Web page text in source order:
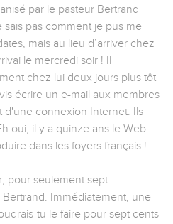
par le pasteur Bertrand
pas comment je pus me
mais au lieu d’arriver chez
le mercredi soir ! Il
chez lui deux jours plus tôt
écrire un e-mail aux membres
d'une connexion Internet. Ils
oui, il y a quinze ans le Web
dans les foyers français !
pour seulement sept
Immédiatement, une
tu le faire pour sept cents